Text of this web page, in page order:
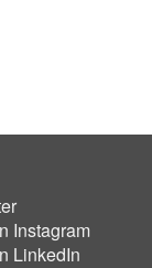
Instagram
LinkedIn